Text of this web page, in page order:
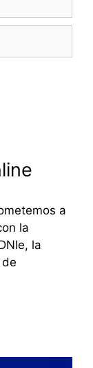
a
la
la